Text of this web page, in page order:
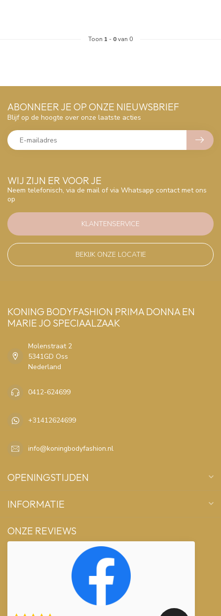
Toon 1 - 0van 0
WIJ ZIJN ER VOOR JE
Neem telefonisch, via de mail of via Whatsapp contact met ons
op
KLANTENSERVICE
BEKIJK ONZE LOCATIE
ABONNEER JE OP ONZE NIEUWSBRIEF
Blijf op de hoogte over onze laatste acties
KONING BODYFASHION PRIMA DONNA EN
MARIE JO SPECIAALZAAK
Molenstraat 2
5341GD Oss
Nederland
0412-624699
+31412624699
info@koningbodyfashion.nl
OPENINGSTIJDEN
INFORMATIE
ONZE REVIEWS